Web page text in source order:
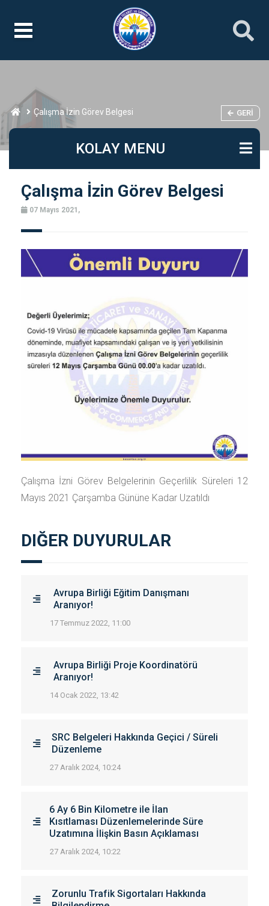
Çalışma İzin Görev Belgesi GERI
KOLAY MENU
Çalışma İzin Görev Belgesi
07 Mayıs 2021,
Çalışma İzni Görev Belgelerinin Geçerlilik Süreleri 12
Mayıs 2021 Çarşamba Gününe Kadar Uzatıldı
DIĞER DUYURULAR
Avrupa Birliği Eğitim Danışmanı
Aranıyor!
17 Temmuz 2022, 11:00
Avrupa Birliği Proje Koordinatörü
Aranıyor!
14 Ocak 2022, 13:42
SRC Belgeleri Hakkında Geçici / Süreli
Düzenleme
27 Aralık 2024, 10:24
6 Ay 6 Bin Kilometre ile İlan
Kısıtlaması Düzenlemelerinde Süre
Uzatımına İlişkin Basın Açıklaması
27 Aralık 2024, 10:22
Zorunlu Trafik Sigortaları Hakkında